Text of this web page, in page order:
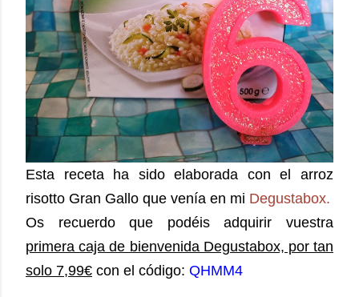
Esta receta ha sido elaborada con el arroz
risotto Gran Gallo que venía en mi Degustabox.
Os recuerdo que podéis adquirir vuestra
primera caja de bienvenida Degustabox, por tan
solo 7,99€ con el código: QHMM4